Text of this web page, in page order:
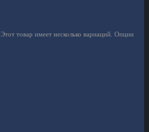
Этот товар имеет несколько вариаций. Опции